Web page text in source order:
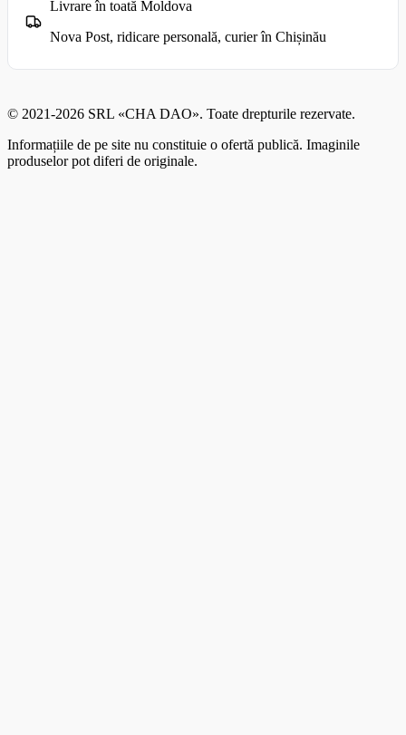
Livrare în toată Moldova
Nova Post, ridicare personală, curier în Chișinău
© 2021-2026 SRL «CHA DAO». Toate drepturile rezervate.
Informațiile de pe site nu constituie o ofertă publică. Imaginile
produselor pot diferi de originale.